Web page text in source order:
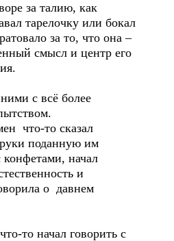
за талию, как
тарелочку или бокал
за то, что она –
смысл и центр его
с всё более
что-то сказал
поданную им
начал
и
о давнем
то начал говорить с